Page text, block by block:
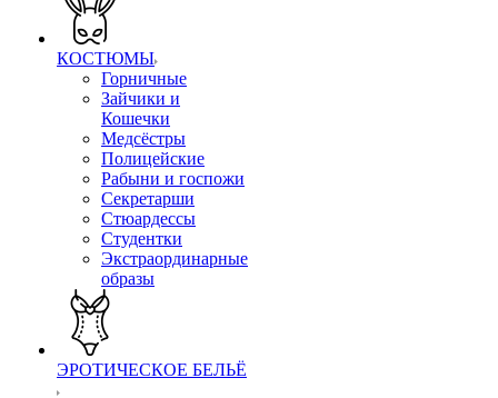
КОСТЮМЫ
Горничные
Зайчики и
Кошечки
Медсёстры
Полицейские
Рабыни и госпожи
Секретарши
Стюардессы
Студентки
Экстраординарные
образы
ЭРОТИЧЕСКОЕ БЕЛЬЁ